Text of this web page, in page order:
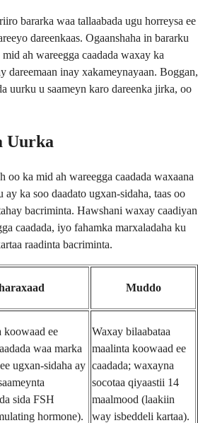
bararka waa tallaabada ugu horreysa ee
dareenkaas. Ogaanshaha in bararku
ah wareegga caadada waxay ka
dareemaan inay xakameynayaan. Boggan,
uurku u saameyn karo dareenka jirka, oo
Uurka
oo ka mid ah wareegga caadada waxaana
ay ka soo daadato ugxan-sidaha, taas oo
bacriminta. Hawshani waxay caadiyan
caadada, iyo fahamka marxaladaha ku
raadinta bacriminta.
Muddo
koowaad ee
waa marka
ugxan-sidaha ay
sida FSH
hormone).
Waxay bilaabataa
maalinta koowaad ee
caadada; waxayna
socotaa qiyaastii 14
maalmood (laakiin
way isbeddeli kartaa).